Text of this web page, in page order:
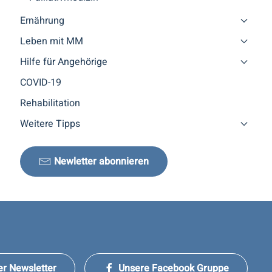
Ernährung
Leben mit MM
Hilfe für Angehörige
COVID-19
Rehabilitation
Weitere Tipps
Newletter abonnieren
Newsletter Unsere Facebook Gruppe